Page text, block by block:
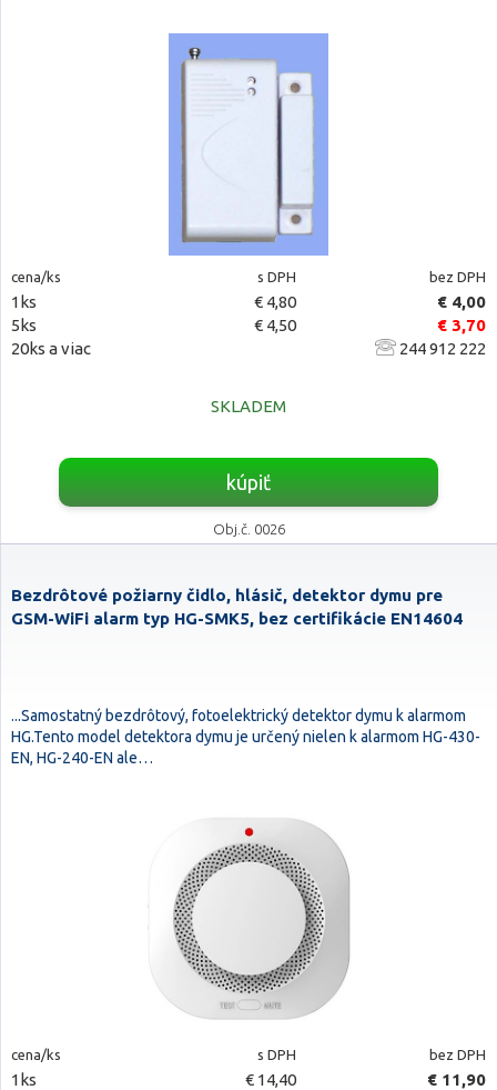
cena/ks s DPH bez DPH
1ks € 4,80
€ 4,00
5ks
€ 4,50
€ 3,70
20ks a viac
244 912 222
SKLADEM
kúpiť
Obj.č. 0026
Bezdrôtové požiarny čidlo, hlásič, detektor dymu pre
GSM-WiFi alarm typ HG-SMK5, bez certifikácie EN14604
...Samostatný bezdrôtový, fotoelektrický detektor dymu k alarmom
HG.Tento model detektora dymu je určený nielen k alarmom HG-430-
EN, HG-240-EN ale…
cena/ks s DPH bez DPH
1ks € 14,40
€ 11,90